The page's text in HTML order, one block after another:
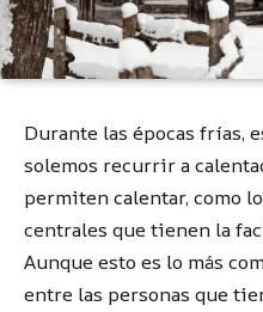
Durante las épocas frías,
solemos recurrir a
permiten calentar, como
centrales que tienen la
Aunque esto es lo más
entre las personas que